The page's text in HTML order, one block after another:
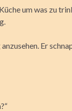
um was zu
Er